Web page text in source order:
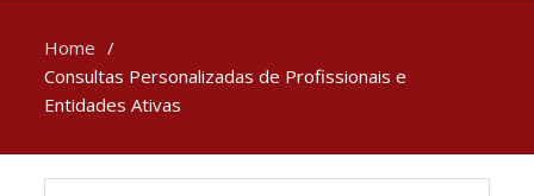
Home
Consultas Personalizadas de Profissionais e
Entidades Ativas